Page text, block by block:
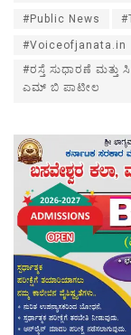
#Public News
#Voiceofjanata.in
#ರಸ್ತೆ ಸುಧಾರಣೆ
ಎಮ್ ಬಿ ಪಾಟೀಲ